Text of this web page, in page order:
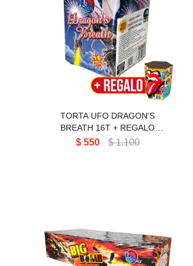
TORTA UFO DRAGON'S
BREATH 16T
TORTA UFO DRAGON'S
BREATH 16T + REGALO
ROLLING 1 / 7 TIROS
$ 550 $ 1.100
TORTA UFO BIG BOMB
200T